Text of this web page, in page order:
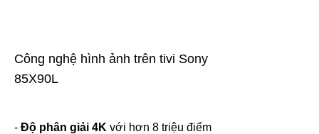
Công nghệ hình ảnh trên tivi Sony
85X90L
- Độ phân giải 4K với hơn 8 triệu điểm